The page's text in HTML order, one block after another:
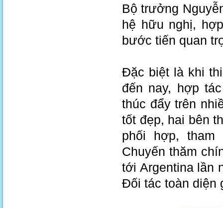
Bộ trưởng
hệ hữu nghị,
bước tiến quan
Đặc biệt là khi
đến nay, hợp
thúc đẩy trên
tốt đẹp, hai bên
phối hợp,
Chuyến thăm
tới Argentina lần
Đối tác toàn diện